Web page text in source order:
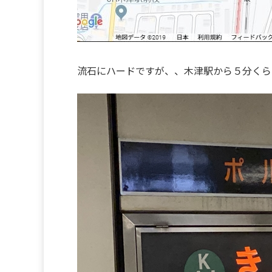
流石にハードですが、、木津駅から５分く